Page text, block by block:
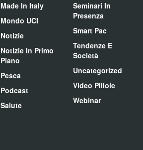
Made In Italy
Mondo UCI
Notizie
Notizie In Primo
Piano
Pesca
Podcast
Salute
Seminari In
Presenza
Smart Pac
Tendenze E
Società
Uncategorized
Video Pillole
Webinar